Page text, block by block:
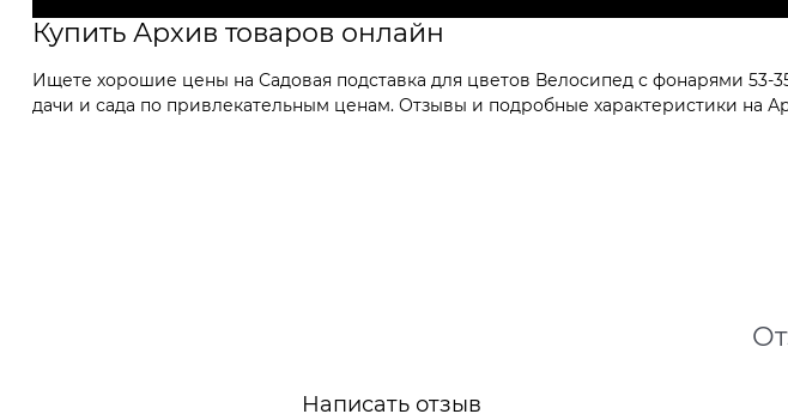
Купить Архив товаров онлайн
Ищете хорошие цены на Садовая подставка для цветов Велосипед с фонарями 53-
дачи и сада по привлекательным ценам. Отзывы и подробные характеристики на
Написать отзыв